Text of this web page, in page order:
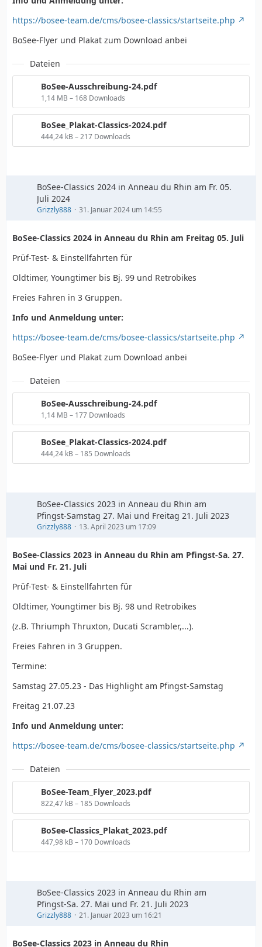
https://bosee-team.de/cms/bosee-classics/startseite.php
BoSee-Flyer und Plakat zum Download anbei
Dateien
BoSee-Ausschreibung-24.pdf
1,14 MB – 168 Downloads
BoSee_Plakat-Classics-2024.pdf
444,24 kB – 217 Downloads
BoSee-Classics 2024 in Anneau du Rhin am Fr. 05.
Juli 2024
Grizzly888 31. Januar 2024 um 14:55
BoSee-Classics 2024 in Anneau du Rhin am Freitag 05. Juli
Prüf-Test- & Einstellfahrten für
Oldtimer, Youngtimer bis Bj. 99 und Retrobikes
Freies Fahren in 3 Gruppen.
Info und Anmeldung unter:
https://bosee-team.de/cms/bosee-classics/startseite.php
BoSee-Flyer und Plakat zum Download anbei
Dateien
BoSee-Ausschreibung-24.pdf
1,14 MB – 177 Downloads
BoSee_Plakat-Classics-2024.pdf
444,24 kB – 185 Downloads
BoSee-Classics 2023 in Anneau du Rhin am
Pfingst-Samstag 27. Mai und Freitag 21. Juli 2023
Grizzly888 13. April 2023 um 17:09
BoSee-Classics 2023 in Anneau du Rhin am Pfingst-Sa. 27.
Mai und Fr. 21. Juli
Prüf-Test- & Einstellfahrten für
Oldtimer, Youngtimer bis Bj. 98 und Retrobikes
(z.B. Thriumph Thruxton, Ducati Scrambler,...).
Freies Fahren in 3 Gruppen.
Termine:
Samstag 27.05.23 - Das Highlight am Pfingst-Samstag
Freitag 21.07.23
Info und Anmeldung unter:
https://bosee-team.de/cms/bosee-classics/startseite.php
Dateien
BoSee-Team_Flyer_2023.pdf
822,47 kB – 185 Downloads
BoSee-Classics_Plakat_2023.pdf
447,98 kB – 170 Downloads
BoSee-Classics 2023 in Anneau du Rhin am
Pfingst-Sa. 27. Mai und Fr. 21. Juli 2023
Grizzly888 21. Januar 2023 um 16:21
BoSee-Classics 2023 in Anneau du Rhin